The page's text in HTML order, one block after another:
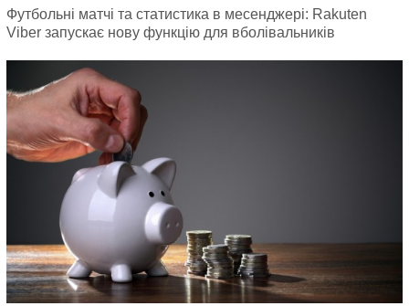
Футбольні матчі та статистика в месенджері: Rakuten
Viber запускає нову функцію для вболівальників